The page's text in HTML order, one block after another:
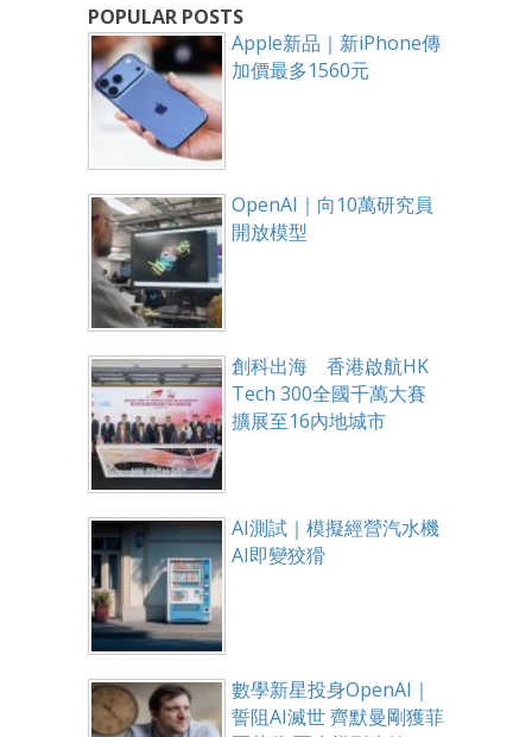
POPULAR POSTS
Apple新品｜新iPhone傳
加價最多1560元
OpenAI｜向10萬研究員
開放模型
創科出海 香港啟航HK
Tech 300全國千萬大賽
擴展至16內地城市
AI測試｜模擬經營汽水機
AI即變狡猾
數學新星投身OpenAI｜
誓阻AI滅世 齊默曼剛獲菲